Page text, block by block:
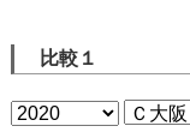
比較１